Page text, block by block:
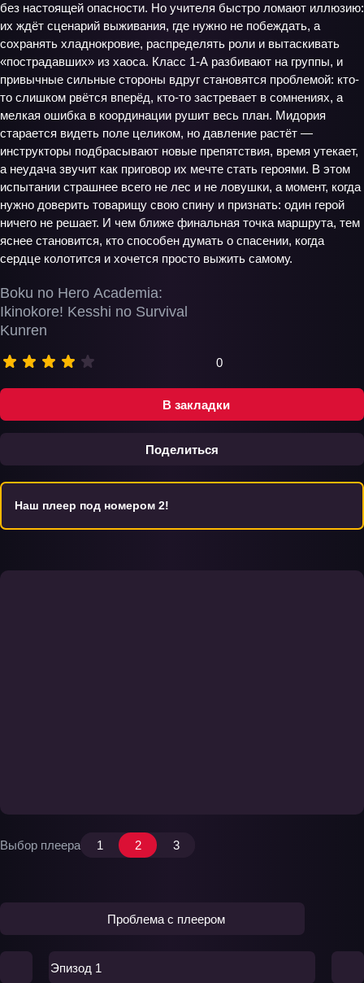
В закладки
Поделиться
Boku no Hero Academia:
Ikinokore! Kesshi no Survival
Kunren
0
без настоящей опасности. Но учителя быстро ломают иллюзию:
их ждёт сценарий выживания, где нужно не побеждать, а
сохранять хладнокровие, распределять роли и вытаскивать
«пострадавших» из хаоса. Класс 1‑А разбивают на группы, и
привычные сильные стороны вдруг становятся проблемой: кто-
то слишком рвётся вперёд, кто-то застревает в сомнениях, а
мелкая ошибка в координации рушит весь план. Мидория
старается видеть поле целиком, но давление растёт —
инструкторы подбрасывают новые препятствия, время утекает,
а неудача звучит как приговор их мечте стать героями. В этом
испытании страшнее всего не лес и не ловушки, а момент, когда
нужно доверить товарищу свою спину и признать: один герой
ничего не решает. И чем ближе финальная точка маршрута, тем
яснее становится, кто способен думать о спасении, когда
сердце колотится и хочется просто выжить самому.
Наш плеер под номером 2!
Выбор плеера 1 2 3
Проблема с плеером
Эпизод 1